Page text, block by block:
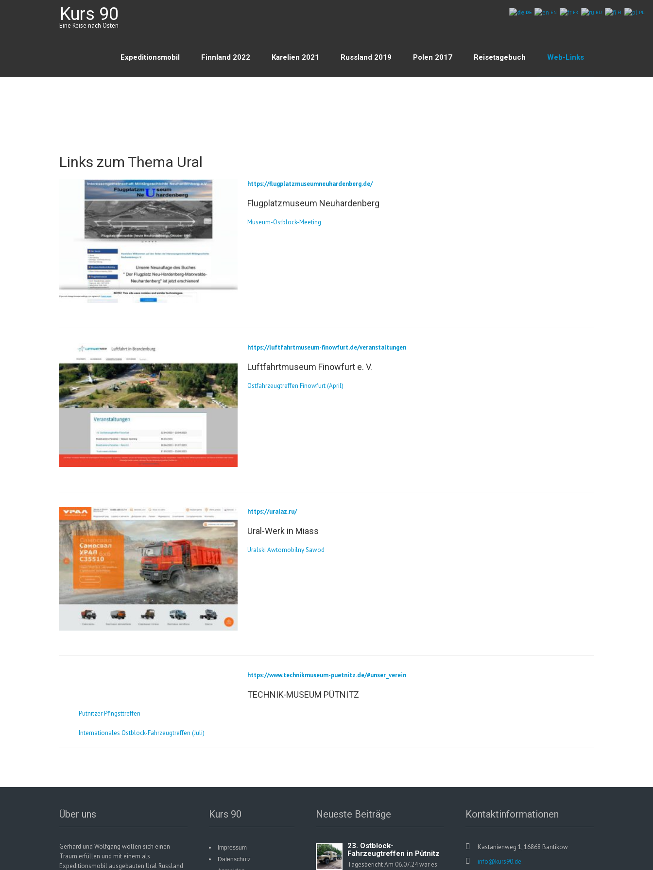
Kurs 90
Eine Reise nach Osten
Expeditionsmobil Finnland 2022 Karelien 2021 Russland 2019 Polen 2017 Reisetagebuch Web-Links
Links zum Thema Ural
https://flugplatzmuseumneuhardenberg.de/
Flugplatzmuseum Neuhardenberg
Museum-Ostblock-Meeting
https://luftfahrtmuseum-finowfurt.de/veranstaltungen
Luftfahrtmuseum Finowfurt e. V.
Ostfahrzeugtreffen Finowfurt (April)
https://uralaz.ru/
Ural-Werk in Miass
Uralski Awtomobilny Sawod
https://www.technikmuseum-puetnitz.de/#unser_verein
TECHNIK-MUSEUM PÜTNITZ
Pütnitzer Pfingsttreffen
Internationales Ostblock-Fahrzeugtreffen (Juli)
Über uns
Gerhard und Wolfgang wollen sich einen
Traum erfüllen und mit einem als
Expeditionsmobil ausgebauten Ural Russland
Kurs 90
Impressum
Datenschutz
Neueste Beiträge
23. Ostblock-
Fahrzeugtreffen in Pütnitz
Tagesbericht Am 06.07.24 war es
Kontaktinformationen
Kastanienweg 1, 16868 Bantikow
info@kurs90.de
DE EN FR RU FI PL